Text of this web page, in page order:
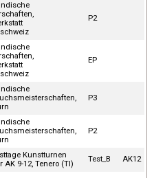
P2
EP
P3
P2
Kunstturnen
AK 9-12, Tenero (TI)
Test_B AK12